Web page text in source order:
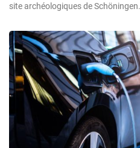
site archéologiques de Schöningen.